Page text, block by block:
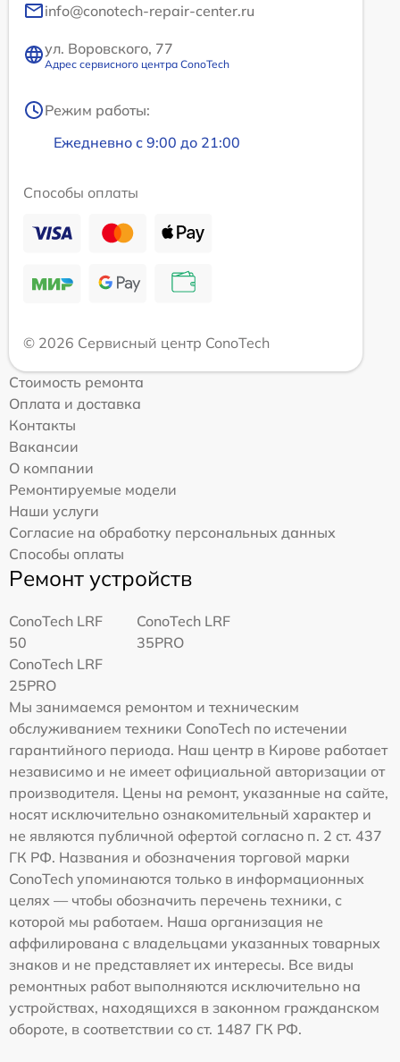
info@conotech-repair-center.ru
ул. Воровского, 77
Адрес сервисного центра ConoTech
Режим работы:
Ежедневно с 9:00 до 21:00
Способы оплаты
© 2026 Сервисный центр ConoTech
Стоимость ремонта
Оплата и доставка
Контакты
Вакансии
О компании
Ремонтируемые модели
Наши услуги
Согласие на обработку персональных данных
Способы оплаты
Ремонт устройств
ConoTech LRF
50
ConoTech LRF
35PRO
ConoTech LRF
25PRO
Мы занимаемся ремонтом и техническим
обслуживанием техники ConoTech по истечении
гарантийного периода. Наш центр в Кирове работает
независимо и не имеет официальной авторизации от
производителя. Цены на ремонт, указанные на сайте,
носят исключительно ознакомительный характер и
не являются публичной офертой согласно п. 2 ст. 437
ГК РФ. Названия и обозначения торговой марки
ConoTech упоминаются только в информационных
целях — чтобы обозначить перечень техники, с
которой мы работаем. Наша организация не
аффилирована с владельцами указанных товарных
знаков и не представляет их интересы. Все виды
ремонтных работ выполняются исключительно на
устройствах, находящихся в законном гражданском
обороте, в соответствии со ст. 1487 ГК РФ.